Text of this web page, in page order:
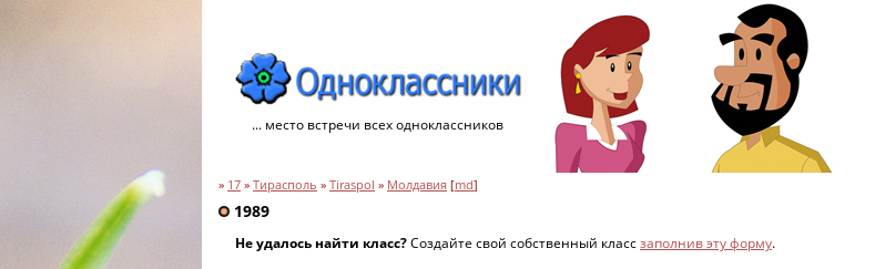
... место встречи всех одноклассников
» 17 » Тирасполь » Tiraspol » Молдавия [md]
1989
Не удалось найти класс?Создайте свой собственный классзаполнив эту форму.